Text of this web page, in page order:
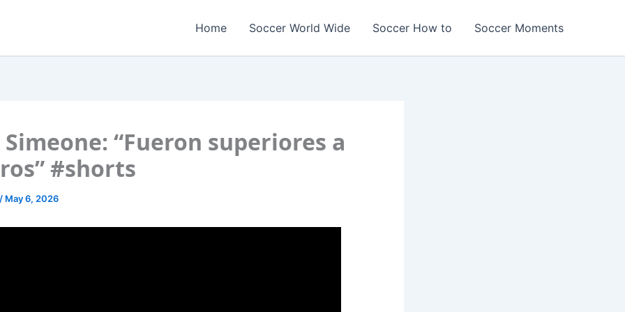
Home Soccer World Wide Soccer How to Soccer Moments
Simeone: “Fueron superiores a
#shorts
/ May 6, 2026